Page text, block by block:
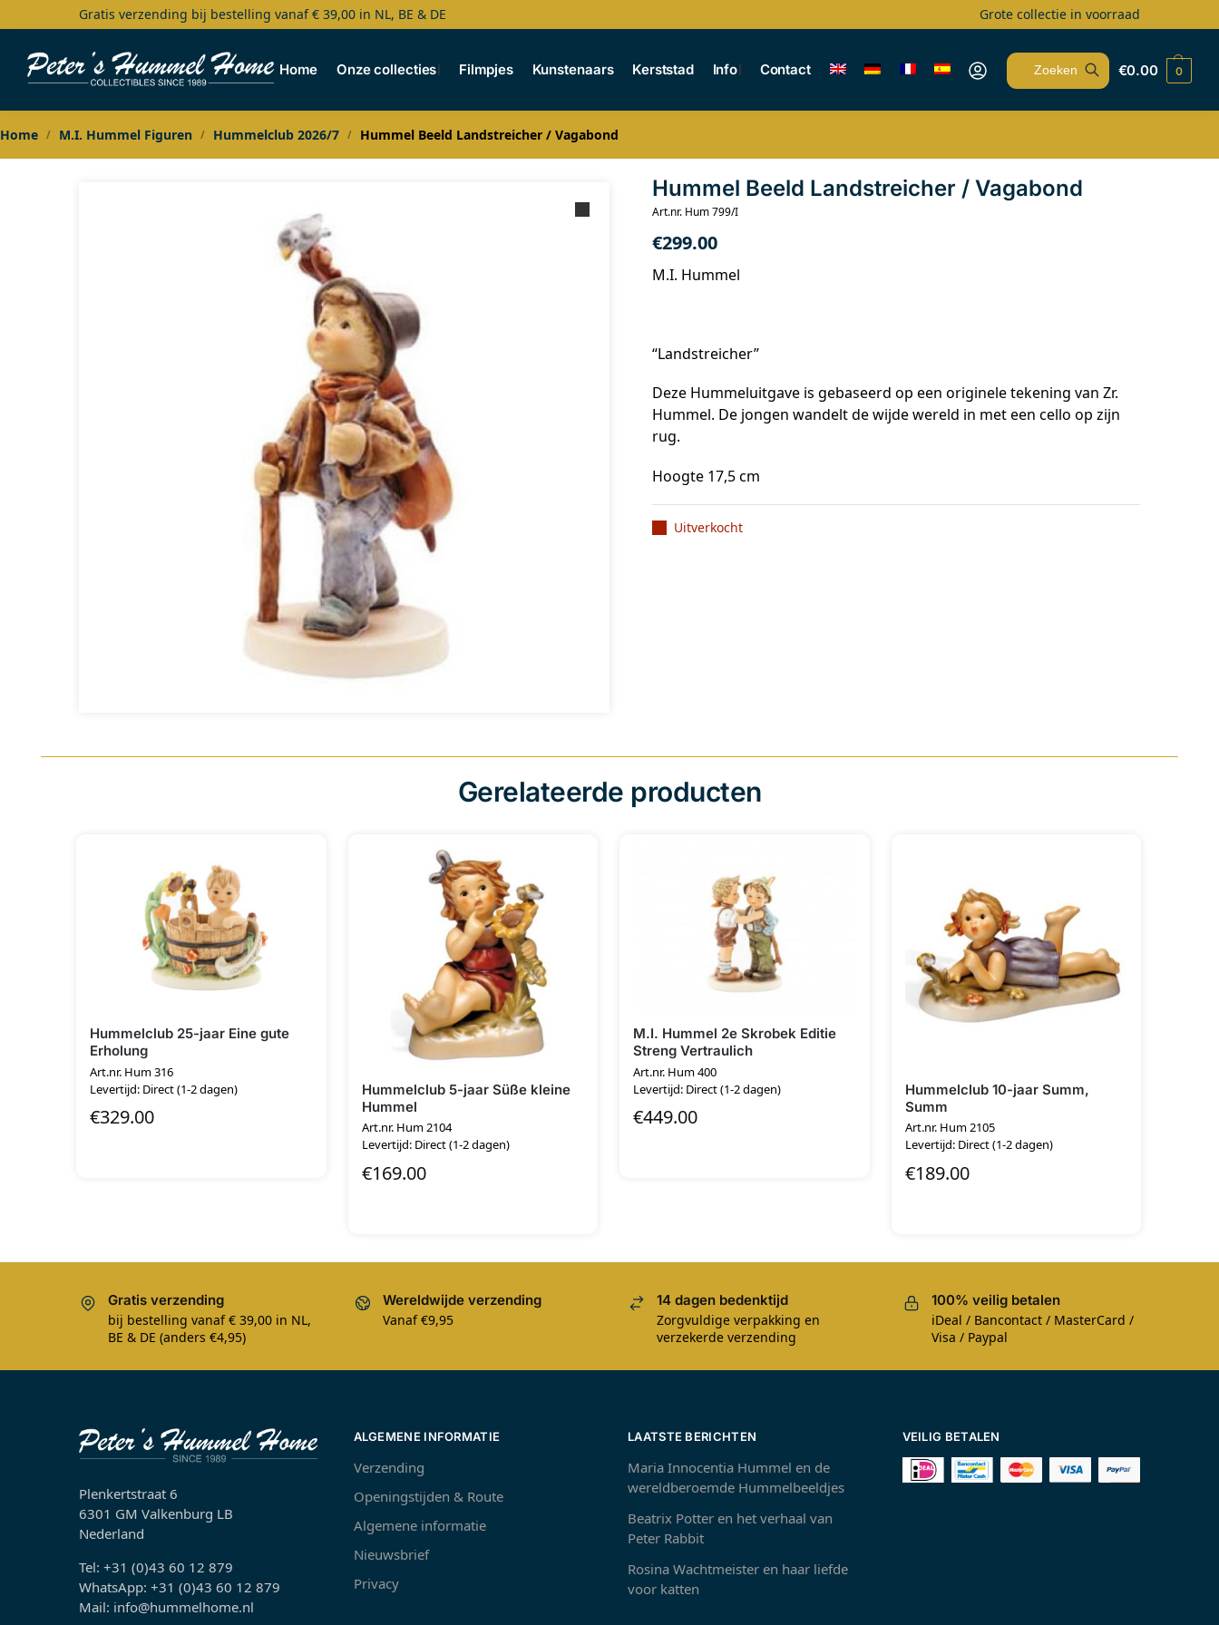
Gratis verzending bij bestelling vanaf € 39,00 in NL, BE & DE Grote collectie in voorraad
Home Onze collecties Filmpjes Kunstenaars Kerststad Info Contact
Search
€0.00 0
Home / M.I. Hummel Figuren / Hummelclub 2026/7 / Hummel Beeld Landstreicher / Vagabond
Hummel Beeld Landstreicher / Vagabond
Art.nr. Hum 799/I
€299.00
M.I. Hummel
“Landstreicher”
Deze Hummeluitgave is gebaseerd op een originele tekening van Zr.
Hummel. De jongen wandelt de wijde wereld in met een cello op zijn
rug.
Hoogte 17,5 cm
Uitverkocht
Gerelateerde producten
Hummelclub 25-jaar Eine gute
Erholung
Art.nr. Hum 316
Levertijd: Direct (1-2 dagen)
€329.00
Hummelclub 5-jaar Süße kleine
Hummel
Art.nr. Hum 2104
Levertijd: Direct (1-2 dagen)
€169.00
M.I. Hummel 2e Skrobek Editie
Streng Vertraulich
Art.nr. Hum 400
Levertijd: Direct (1-2 dagen)
€449.00
Hummelclub 10-jaar Summ,
Summ
Art.nr. Hum 2105
Levertijd: Direct (1-2 dagen)
€189.00
Gratis verzending
bij bestelling vanaf € 39,00 in NL,
BE & DE (anders €4,95)
Wereldwijde verzending
Vanaf €9,95
14 dagen bedenktijd
Zorgvuldige verpakking en
verzekerde verzending
100% veilig betalen
iDeal / Bancontact / MasterCard /
Visa / Paypal
Plenkertstraat 6
6301 GM Valkenburg LB
Nederland
Tel: +31 (0)43 60 12 879
WhatsApp: +31 (0)43 60 12 879
Mail: info@hummelhome.nl
ALGEMENE INFORMATIE
Verzending
Openingstijden & Route
Algemene informatie
Nieuwsbrief
Privacy
LAATSTE BERICHTEN
Maria Innocentia Hummel en de
wereldberoemde Hummelbeeldjes
Beatrix Potter en het verhaal van
Peter Rabbit
Rosina Wachtmeister en haar liefde
voor katten
VEILIG BETALEN